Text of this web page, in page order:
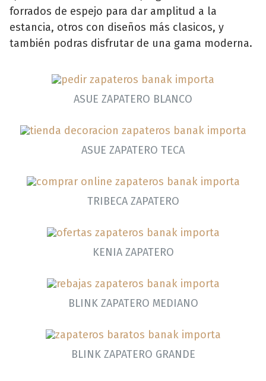
forrados de espejo para dar amplitud a la
estancia, otros con diseños más clasicos, y
también podras disfrutar de una gama moderna.
ASUE ZAPATERO BLANCO
ASUE ZAPATERO TECA
TRIBECA ZAPATERO
KENIA ZAPATERO
BLINK ZAPATERO MEDIANO
BLINK ZAPATERO GRANDE